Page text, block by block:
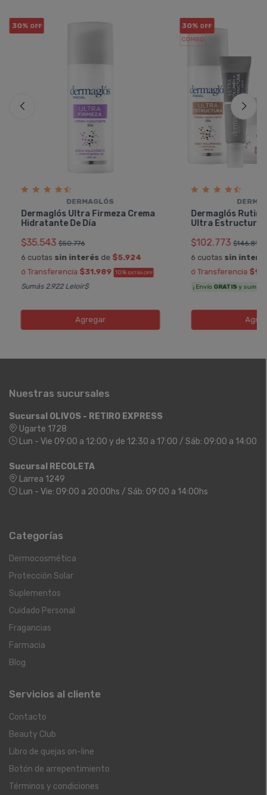
30% OFF
DERMAGLÓS
Dermaglós Ultra Firmeza Crema
Hidratante De Día
$35.543 $50.776
6 cuotas sin interésde $5.924
ó Transferencia $31.989 10% EXTRA OFF
Sumás 2.922 Leloir$
Agregar
30% OFF
COMBO
Dermaglós
Ultra Estructura
$102.773 $146.819
6 cuotas sin
ó Transferencia
¡ Envío GRATISy sumás
Nuestras sucursales
Sucursal OLIVOS - RETIRO EXPRESS
Ugarte 1728
Lun - Vie 09:00 a 12:00 y de 12:30 a 17:00 / Sáb: 09:00 a 14:00
Sucursal RECOLETA
Larrea 1249
Lun - Vie: 09:00 a 20:00hs / Sáb: 09:00 a 14:00hs
Categorías
Dermocosmética
Protección Solar
Suplementos
Cuidado Personal
Fragancias
Farmacia
Blog
Servicios al cliente
Contacto
Beauty Club
Libro de quejas on-line
Botón de arrepentimiento
Términos y condiciones